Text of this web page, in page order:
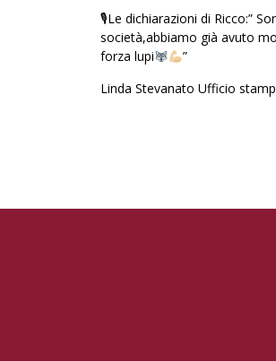
🎙Le dichiarazioni di Ricco:”
società,abbiamo già avuto
forza lupi
”
Linda Stevanato Ufficio